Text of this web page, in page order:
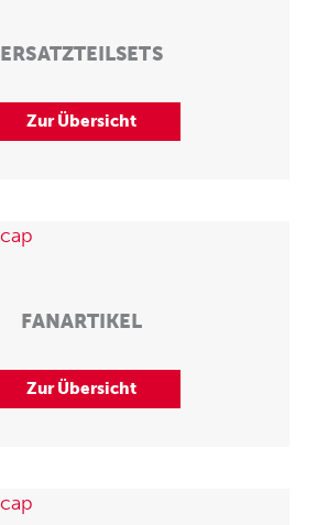
ERSATZTEILSETS
Zur Übersicht
FANARTIKEL
Zur Übersicht